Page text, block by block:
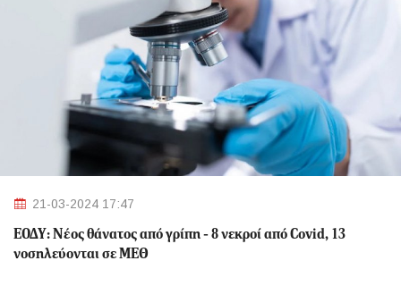
21-03-2024 17:47
ΕΟΔΥ: Nέος θάνατος από γρίπη - 8 νεκροί από Covid, 13
νοσηλεύονται σε ΜΕΘ